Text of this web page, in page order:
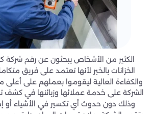
الكثير من الأشخاص يبحثون عن رقم شركة
الخزانات بالخبر لأنها تعتمد على فريق
والكفاءة العالية ليقوموا بعملهم على
الشركة على خدمة عملائها وزبائنها في كشف
وذلك دون حدوث أي تكسير في الأشياء